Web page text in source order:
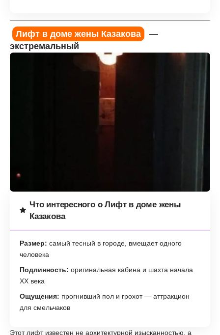
Лифт в доме жены Казакова
—
экстремальный
Что интересного о Лифт в доме жены
Казакова
Размер: самый тесный в городе, вмещает одного
человека
Подлинность: оригинальная кабина и шахта начала
XX века
Ощущения: прогнивший пол и грохот — аттракцион
для смельчаков
Этот лифт известен не архитектурной изысканностью, а